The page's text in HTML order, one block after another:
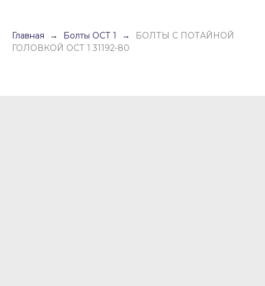
Главная Болты ОСТ 1
БОЛТЫ С ПОТАЙНОЙ
ГОЛОВКОЙ ОСТ 1 31192-80